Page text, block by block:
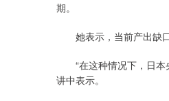
期。
她表示，当前产出缺口
“在这种情况下，日本
讲中表示。